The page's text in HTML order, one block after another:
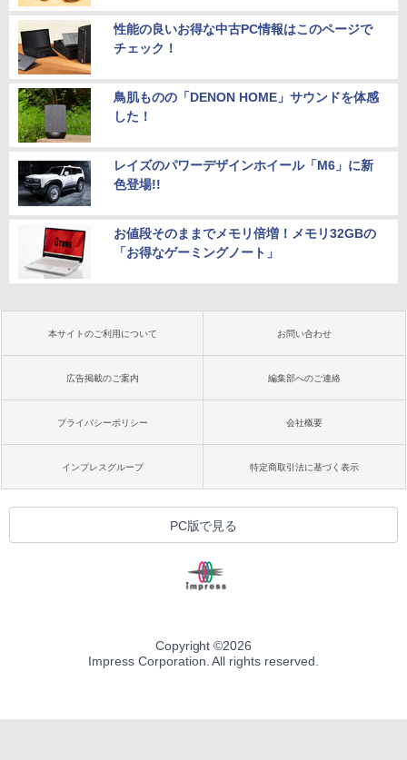
性能の良いお得な中古PC情報はこのページで
チェック！
鳥肌ものの「DENON HOME」サウンドを体感
した！
レイズのパワーデザインホイール「M6」に新
色登場!!
お値段そのままでメモリ倍増！メモリ32GBの
「お得なゲーミングノート」
本サイトのご利用について お問い合わせ
広告掲載のご案内 編集部へのご連絡
プライバシーポリシー 会社概要
インプレスグループ 特定商取引法に基づく表示
PC版で見る
Copyright ©2026
Impress Corporation. All rights reserved.